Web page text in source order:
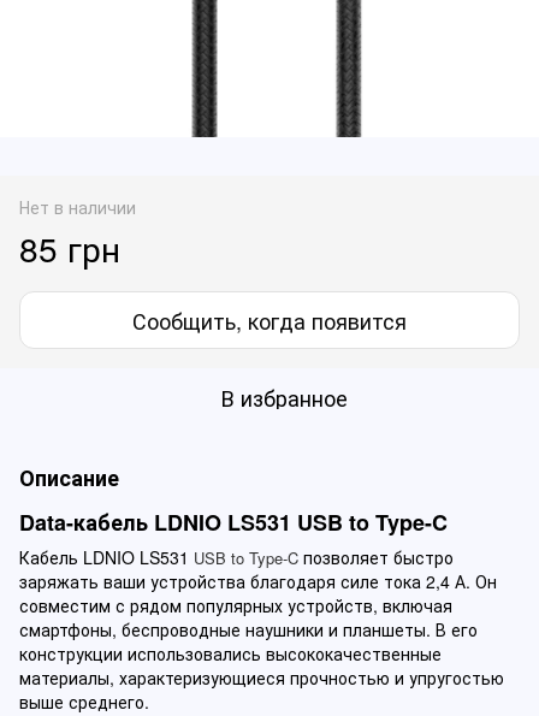
Нет в наличии
85 грн
Сообщить, когда появится
В избранное
Описание
Data-кабель LDNIO LS531 USB to Type-C
Кабель LDNIO LS531 USB to Type-C позволяет быстро
заряжать ваши устройства благодаря силе тока 2,4 А. Он
совместим с рядом популярных устройств, включая
смартфоны, беспроводные наушники и планшеты. В его
конструкции использовались высококачественные
материалы, характеризующиеся прочностью и упругостью
выше среднего.